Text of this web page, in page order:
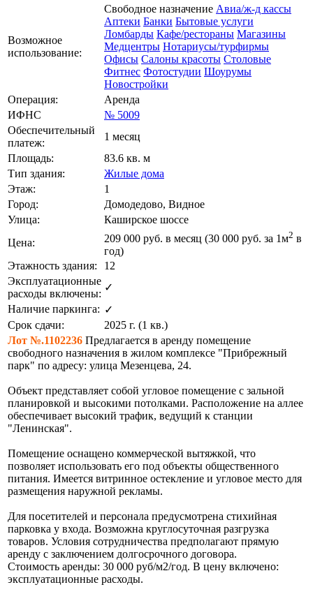
Возможное
использование:
Свободное назначение Авиа/ж-д кассы
Аптеки Банки Бытовые услуги
Ломбарды Кафе/рестораны Магазины
Медцентры Нотариусы/турфирмы
Офисы Салоны красоты Столовые
Фитнес Фотостудии Шоурумы
Новостройки
Операция:
Аренда
ИФНС
№ 5009
Обеспечительный
платеж:
1 месяц
Площадь:
83.6 кв. м
Тип здания:
Жилые дома
Этаж:
1
Город:
Домодедово, Видное
Улица:
Каширское шоссе
Цена:
209 000 руб. в месяц (30 000 руб. за 1м2 в
год)
Этажность здания:
12
Эксплуатационные
расходы включены:
✓
Наличие паркинга: ✓
Срок сдачи:
2025 г. (1 кв.)
Лот №.1102236 Предлагается в аренду помещение
свободного назначения в жилом комплексе "Прибрежный
парк" по адресу: улица Мезенцева, 24.
Объект представляет собой угловое помещение с зальной
планировкой и высокими потолками. Расположение на аллее
обеспечивает высокий трафик, ведущий к станции
"Ленинская".
Помещение оснащено коммерческой вытяжкой, что
позволяет использовать его под объекты общественного
питания. Имеется витринное остекление и угловое место для
размещения наружной рекламы.
Для посетителей и персонала предусмотрена стихийная
парковка у входа. Возможна круглосуточная разгрузка
товаров. Условия сотрудничества предполагают прямую
аренду с заключением долгосрочного договора.
Стоимость аренды: 30 000 руб/м2/год. В цену включено:
эксплуатационные расходы.